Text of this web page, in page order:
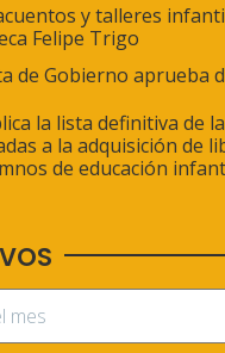
y talleres
Felipe Trigo
de Gobierno aprueba
la lista definitiva de
a la adquisición de
de educación